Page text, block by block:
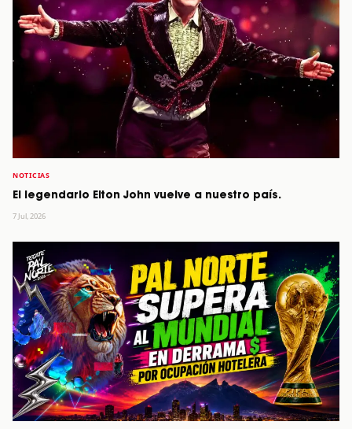
NOTICIAS
El legendario Elton John vuelve a nuestro país.
7 Jul, 2026